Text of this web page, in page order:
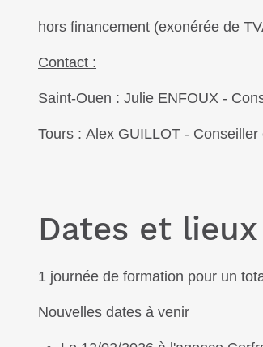
hors financement (exonérée de
Contact :
Saint-Ouen :Julie ENFOUX -
Tours : Alex GUILLOT -
Dates et
1 journée de formation pour un
Nouvelles dates à venir